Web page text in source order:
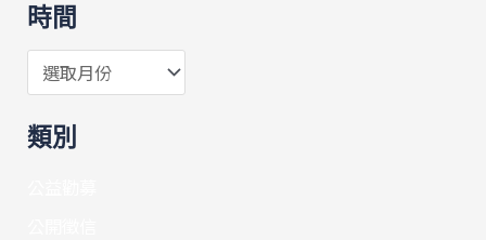
時間
類別